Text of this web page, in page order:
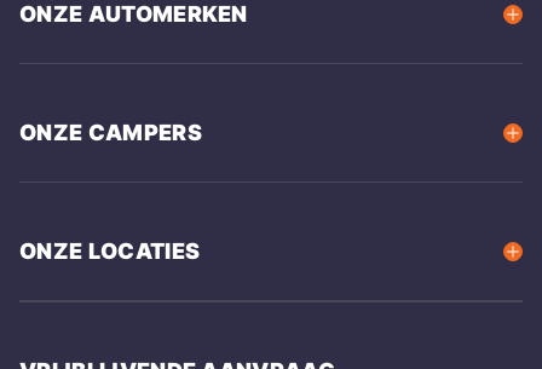
ONZE AUTOMERKEN
ONZE CAMPERS
ONZE LOCATIES